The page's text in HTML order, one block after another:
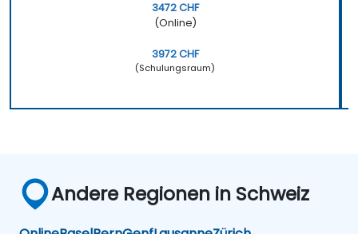
3472 CHF
(Online)
3972 CHF
(Schulungsraum)
Andere Regionen in Schweiz